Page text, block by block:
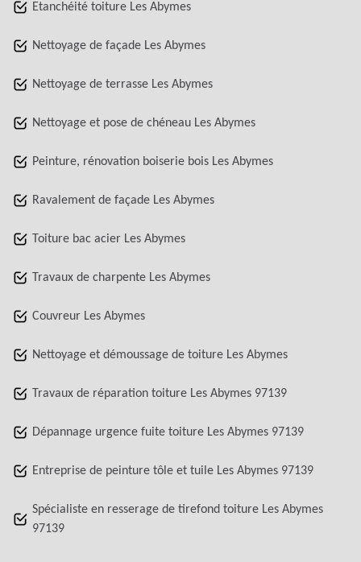
Etanchéité toiture Les Abymes
Nettoyage de façade Les Abymes
Nettoyage de terrasse Les Abymes
Nettoyage et pose de chéneau Les Abymes
Peinture, rénovation boiserie bois Les Abymes
Ravalement de façade Les Abymes
Toiture bac acier Les Abymes
Travaux de charpente Les Abymes
Couvreur Les Abymes
Nettoyage et démoussage de toiture Les Abymes
Travaux de réparation toiture Les Abymes 97139
Dépannage urgence fuite toiture Les Abymes 97139
Entreprise de peinture tôle et tuile Les Abymes 97139
Spécialiste en resserage de tirefond toiture Les Abymes
97139